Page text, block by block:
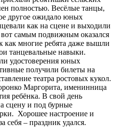
полностью. Весёлые танцы,
другое ожидало юных
как на сцене и выходили
самым подвижным оказался
многие ребята даже вышли
танцевальные навыки.
удостоверения юных
получили билеты на
театра ростовых кукол.
Маргорита, именинница
ребёнка. В свой день
сцену и под бурные
Хорошее настроение и
себя – праздник удался.